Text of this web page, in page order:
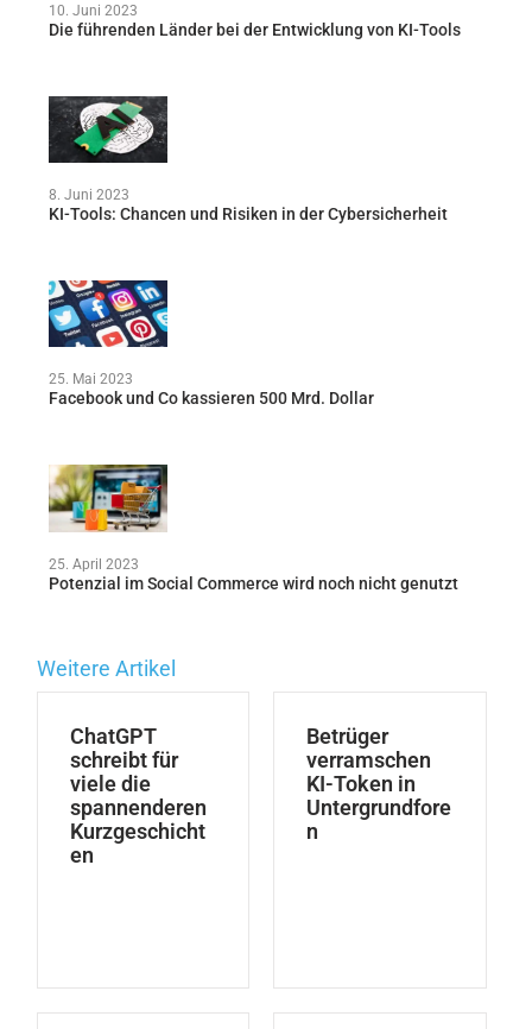
10. Juni 2023
Die führenden Länder bei der Entwicklung von KI-Tools
8. Juni 2023
KI-Tools: Chancen und Risiken in der Cybersicherheit
25. Mai 2023
Facebook und Co kassieren 500 Mrd. Dollar
25. April 2023
Potenzial im Social Commerce wird noch nicht genutzt
Weitere Artikel
ChatGPT
schreibt für
viele die
spannenderen
Kurzgeschicht
en
Betrüger
verramschen
KI-Token in
Untergrundfore
n